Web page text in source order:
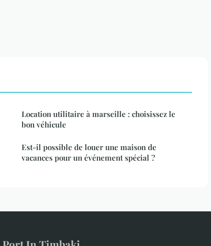
Location utilitaire à marseille : choisissez le
bon véhicule
Est-il possible de louer une maison de
vacances pour un événement spécial ?